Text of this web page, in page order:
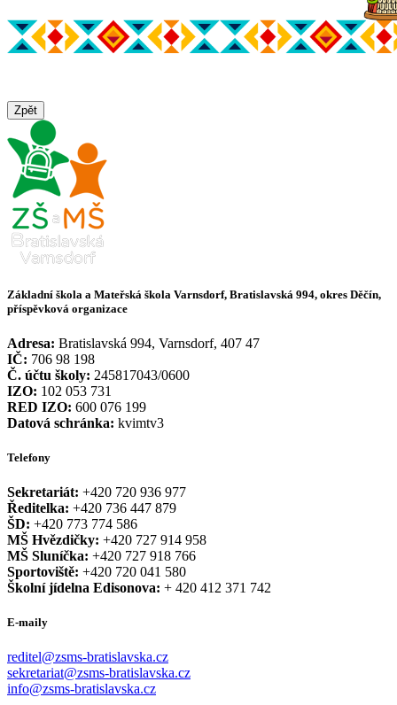
Zpět
Základní škola a Mateřská škola Varnsdorf, Bratislavská 994, okres Děčín,
příspěvková organizace
Adresa: Bratislavská 994, Varnsdorf, 407 47
IČ: 706 98 198
Č. účtu školy: 245817043/0600
IZO: 102 053 731
RED IZO: 600 076 199
Datová schránka: kvimtv3
Telefony
Sekretariát: +420 720 936 977
Ředitelka: +420 736 447 879
ŠD: +420 773 774 586
MŠ Hvězdičky: +420 727 914 958
MŠ Sluníčka: +420 727 918 766
Sportoviště: +420 720 041 580
Školní jídelna Edisonova: + 420 412 371 742
E-maily
reditel@zsms-bratislavska.cz
sekretariat@zsms-bratislavska.cz
info@zsms-bratislavska.cz